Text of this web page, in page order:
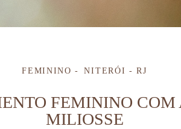
FEMININO NITERÓI - RJ
FEMININO
MILIOSSE